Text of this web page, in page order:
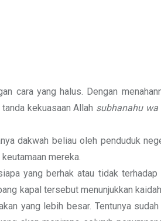
cara yang halus. Dengan
kekuasaan Allah subhanahu wa
dakwah beliau oleh penduduk
mereka.
yang berhak atau tidak terhadap
kapal tersebut menunjukkan
yang lebih besar. Tentunya sudah